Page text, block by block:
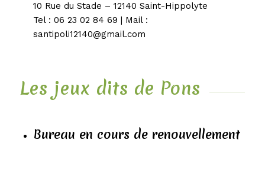
10 Rue du Stade – 12140 Saint-Hippolyte
Tel : 06 23 02 84 69 | Mail :
santipoli12140@gmail.com
Les jeux dits de Pons
Bureau en cours de renouvellement